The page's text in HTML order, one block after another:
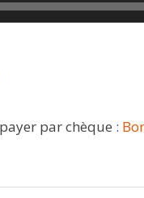
par chèque :